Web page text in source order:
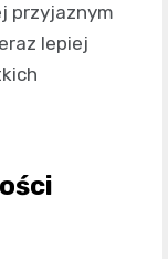
przyjaznym
lepiej